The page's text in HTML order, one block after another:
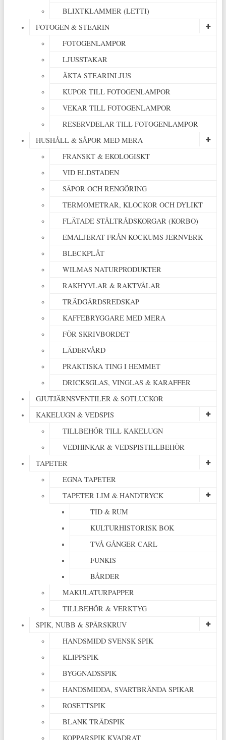
BLIXTKLAMMER (LETTI)
FOTOGEN & STEARIN
FOTOGENLAMPOR
LJUSSTAKAR
ÄKTA STEARINLJUS
KUPOR TILL FOTOGENLAMPOR
VEKAR TILL FOTOGENLAMPOR
RESERVDELAR TILL FOTOGENLAMPOR
HUSHÅLL & SÅPOR MED MERA
FRANSKT & EKOLOGISKT
VID ELDSTADEN
SÅPOR OCH RENGÖRING
TERMOMETRAR, KLOCKOR OCH DYLIKT
FLÄTADE STÅLTRÅDSKORGAR (KORBO)
EMALJERAT FRÅN KOCKUMS JERNVERK
BLECKPLÅT
WILMAS NATURPRODUKTER
RAKHYVLAR & RAKTVÅLAR
TRÄDGÅRDSREDSKAP
KAFFEBRYGGARE MED MERA
FÖR SKRIVBORDET
LÄDERVÅRD
PRAKTISKA TING I HEMMET
DRICKSGLAS, VINGLAS & KARAFFER
GJUTJÄRNSVENTILER & SOTLUCKOR
KAKELUGN & VEDSPIS
TILLBEHÖR TILL KAKELUGN
VEDHINKAR & VEDSPISTILLBEHÖR
TAPETER
EGNA TAPETER
TAPETER LIM & HANDTRYCK
TID & RUM
KULTURHISTORISK BOK
TVÅ GÅNGER CARL
FUNKIS
BÅRDER
MAKULATURPAPPER
TILLBEHÖR & VERKTYG
SPIK, NUBB & SPÅRSKRUV
HANDSMIDD SVENSK SPIK
KLIPPSPIK
BYGGNADSSPIK
HANDSMIDDA, SVARTBRÄNDA SPIKAR
ROSETTSPIK
BLANK TRÅDSPIK
KOPPARSPIK KVADRAT